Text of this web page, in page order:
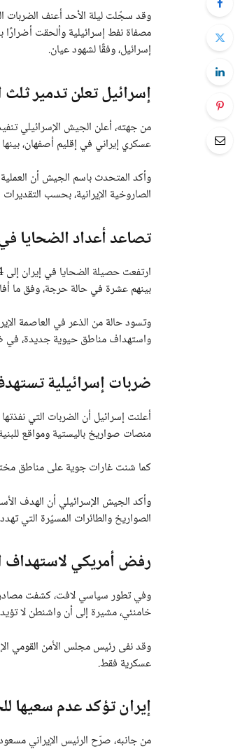
وقد سجّلت ليلة الأحد أعنف الضربات
مصفاة نفط إسرائيلية وألحقت
إسرائيل، وفقًا لشهود عيان.
إسرائيل تعلن تدمير ثلث
عسكري إيراني في إقليم أصفهان، بينها 20 صاروخًا تم تدميرها قبل إطلاقها
الصاروخية الإيرانية، بحسب التقديرات
تصاعد أعداد الضحايا
بينهم عشرة في حالة حرجة، وفق ما
وتسود حالة من الذعر في العاصمة
واستهداف مناطق حيوية جديدة، في
ضربات إسرائيلية
أعلنت إسرائيل أن الضربات التي
منصات صواريخ باليستية ومواقع
كما شنت غارات جوية على مناطق
وأكد الجيش الإسرائيلي أن الهدف
الصواريخ والطائرات المسيّرة التي
رفض أمريكي لاستهداف
وفي تطور سياسي لافت، كشفت مصادر
خامنئي، مشيرة إلى أن واشنطن لا
وقد نفى رئيس مجلس الأمن القومي
عسكرية فقط.
إيران تؤكد عدم سعيها
من جانبه، صرّح الرئيس الإيراني